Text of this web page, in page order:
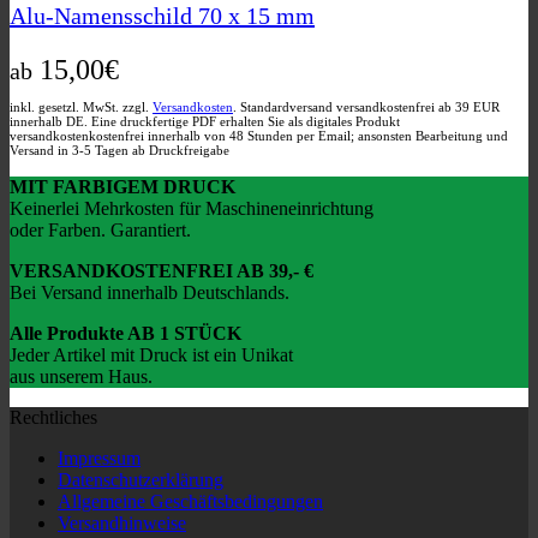
auf.
Optionen
auf
der
Produktseite
gewählt
werden
Alu-Namensschild 70 x 15 mm
ab 15,00€
inkl. gesetzl. MwSt. zzgl. Versandkosten . Standardversand versandkostenfrei ab 39 EUR
innerhalb DE. Eine druckfertige PDF erhalten Sie als digitales Produkt
versandkostenkostenfrei innerhalb von 48 Stunden per Email; ansonsten Bearbeitung und
Versand in 3-5 Tagen ab Druckfreigabe
MIT FARBIGEM DRUCK
Keinerlei Mehrkosten für Maschineneinrichtung
oder Farben. Garantiert.
VERSANDKOSTENFREI AB 39,- €
Bei Versand innerhalb Deutschlands.
Alle Produkte AB 1 STÜCK
Jeder Artikel mit Druck ist ein Unikat
aus unserem Haus.
Rechtliches
Impressum
Datenschutzerklärung
Allgemeine Geschäftsbedingungen
Versandhinweise